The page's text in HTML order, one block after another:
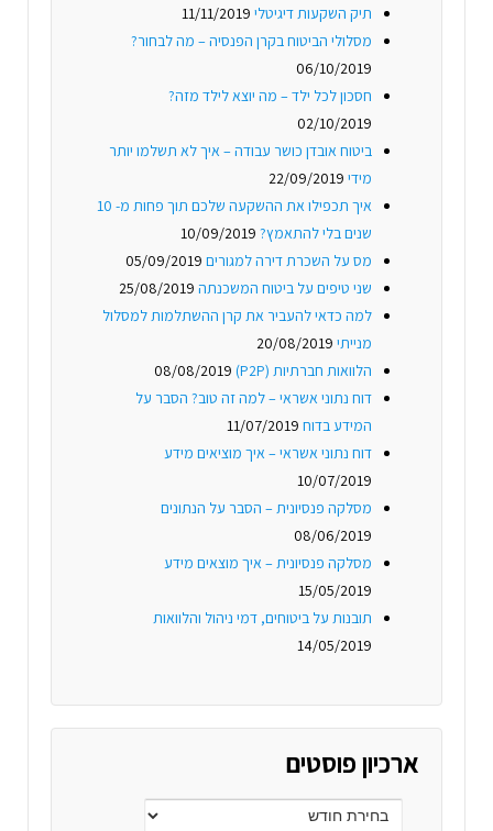
תיק השקעות דיגיטלי 11/11/2019
מסלולי הביטוח בקרן הפנסיה – מה לבחור?
06/10/2019
חסכון לכל ילד – מה יוצא לילד מזה?
02/10/2019
ביטוח אובדן כושר עבודה – איך לא תשלמו יותר
מידי 22/09/2019
איך תכפילו את ההשקעה שלכם תוך פחות מ- 10
שנים בלי להתאמץ? 10/09/2019
מס על השכרת דירה למגורים 05/09/2019
שני טיפים על ביטוח המשכנתה 25/08/2019
למה כדאי להעביר את קרן ההשתלמות למסלול
מנייתי 20/08/2019
הלוואות חברתיות (P2P)
08/08/2019
דוח נתוני אשראי – למה זה טוב? הסבר על
המידע בדוח 11/07/2019
דוח נתוני אשראי – איך מוציאים מידע
10/07/2019
מסלקה פנסיונית – הסבר על הנתונים
08/06/2019
מסלקה פנסיונית – איך מוצאים מידע
15/05/2019
תובנות על ביטוחים, דמי ניהול והלוואות
14/05/2019
ארכיון פוסטים